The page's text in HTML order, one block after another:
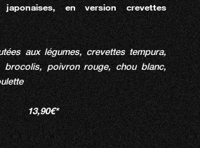
japonaises, en version crevettes
aux légumes, crevettes tempura,
brocolis, poivron rouge, chou blanc,
13,90€*